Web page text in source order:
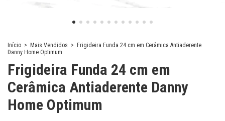
Início > Mais Vendidos >
Frigideira Funda 24 cm em Cerâmica Antiaderente
Danny Home Optimum
Frigideira Funda 24 cm em
Cerâmica Antiaderente Danny
Home Optimum